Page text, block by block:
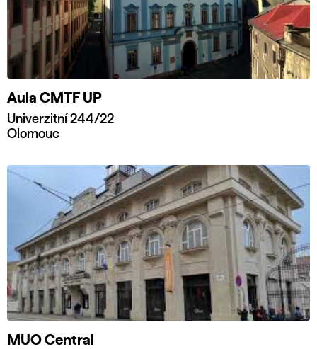
Aula CMTF UP
Univerzitní 244/22
Olomouc
MUO Central